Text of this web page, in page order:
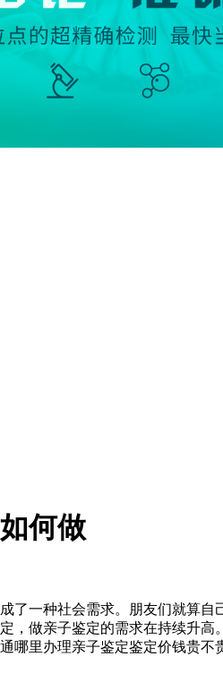
何做
一种社会需求。朋友们就算
做亲子鉴定的需求在持续升
里办理亲子鉴定鉴定价钱贵